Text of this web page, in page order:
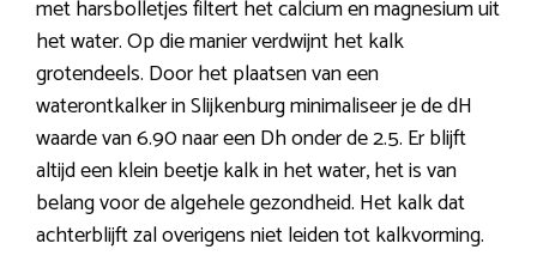
met harsbolletjes filtert het calcium en magnesium uit
het water. Op die manier verdwijnt het kalk
grotendeels. Door het plaatsen van een
waterontkalker in Slijkenburg minimaliseer je de dH
waarde van 6.90 naar een Dh onder de 2.5. Er blijft
altijd een klein beetje kalk in het water, het is van
belang voor de algehele gezondheid. Het kalk dat
achterblijft zal overigens niet leiden tot kalkvorming.